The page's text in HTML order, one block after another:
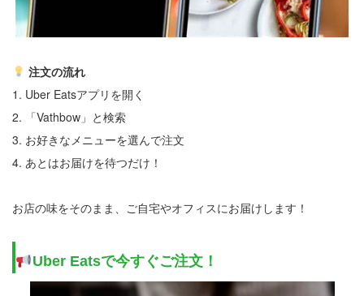
注文の流れ
1. Uber Eatsアプリを開く
2. 「Vathbow」と検索
3. お好きなメニューを選んで注文
4. あとはお届けを待つだけ！
お店の味をそのまま、ご自宅やオフィスにお届けします！
Uber Eatsで今すぐご注文！